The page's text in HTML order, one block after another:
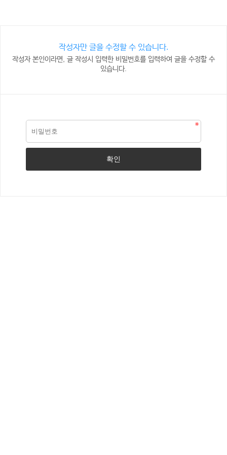
작성자만 글을 수정할 수 있습니다.
작성자 본인이라면, 글 작성시 입력한 비밀번호를 입력하여 글을 수정할 수
있습니다.